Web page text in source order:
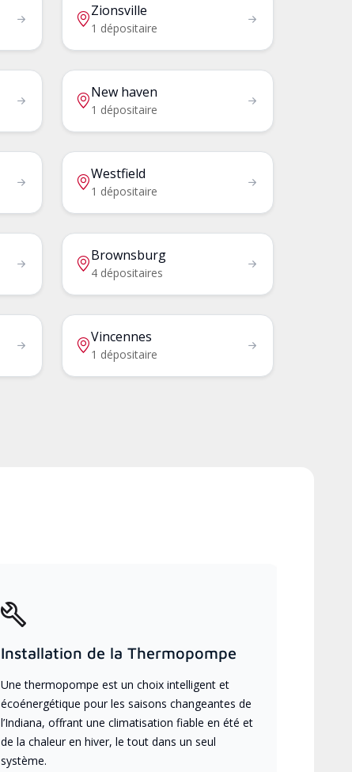
Zionsville
1 dépositaire
New haven
1 dépositaire
Westfield
1 dépositaire
Brownsburg
4 dépositaires
Vincennes
1 dépositaire
Installation de la Thermopompe
Une thermopompe est un choix intelligent et
écoénergétique pour les saisons changeantes de
l’Indiana, offrant une climatisation fiable en été et
de la chaleur en hiver, le tout dans un seul
système.